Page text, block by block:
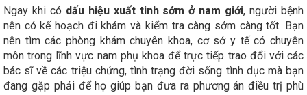
Ngay khi có dấu hiệu xuất tinh sớm ở nam giới, người bệnh
nên có kế hoạch đi khám và kiểm tra càng sớm càng tốt. Bạn
nên tìm các phòng khám chuyên khoa, cơ sở y tế có chuyên
môn trong lĩnh vực nam phụ khoa để trực tiếp trao đổi với các
bác sĩ về các triệu chứng, tình trạng đời sống tình dục mà bạn
đang gặp phải để họ giúp bạn đưa ra phương án điều trị phù